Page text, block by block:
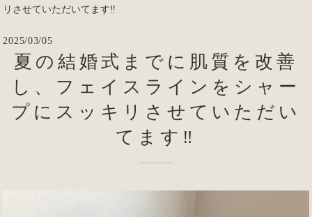
リさせていただいてます‼
2025/03/05
夏の結婚式までに肌質を改善
し、フェイスラインをシャー
プにスッキリさせていただい
てます‼